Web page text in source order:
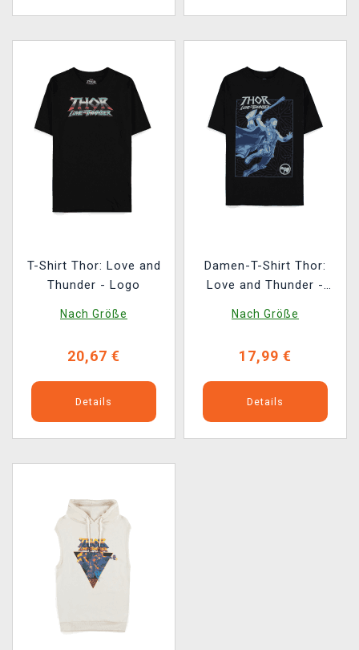
T-Shirt Thor: Love and
Thunder - Logo
Nach Größe
20,67 €
Details
Damen-T-Shirt Thor:
Love and Thunder -
Nach Größe
17,99 €
Details